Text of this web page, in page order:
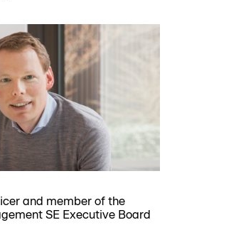
and member of the
SE Executive Board